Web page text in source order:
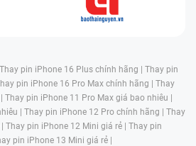
Thay pin iPhone 16 Plus chính hãng | Thay pin
pin iPhone 16 Pro Max chính hãng | Thay
Thay pin iPhone 11 Pro Max giá bao nhiêu |
| Thay pin iPhone 12 Pro chính hãng | Thay
Thay pin iPhone 12 Mini giá rẻ | Thay pin
pin iPhone 13 Mini giá rẻ |